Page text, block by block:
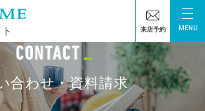
来店予約 MENU
合わせ・資料請求